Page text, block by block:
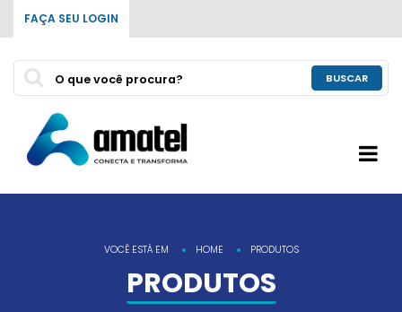
FAÇA SEU LOGIN
BUSCAR
VOCÊ ESTÁ EM HOME PRODUTOS
PRODUTOS